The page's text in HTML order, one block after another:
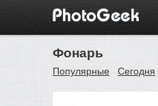
Фонарь
Популярные Сегодня